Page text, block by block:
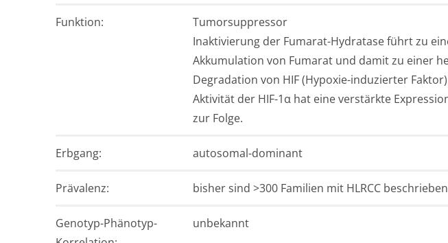
Funktion:
Tumorsuppressor
Inaktivierung der Fumarat-Hydratase führt zu
Akkumulation von Fumarat und damit zu einer
Degradation von HIF (Hypoxie-induzierter
Aktivität der HIF-1α hat eine verstärkte
zur Folge.
Erb­gang: autosomal-dominant
Prävalenz: bisher sind >300 Familien mit HLRCC beschrieben
Genotyp-Phänotyp-
unbekannt